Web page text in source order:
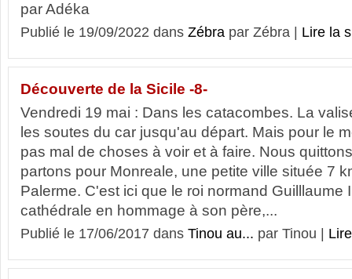
par Adéka
Publié le 19/09/2022 dans Zébra par Zébra | Lire la
Découverte de la Sicile -8-
Vendredi 19 mai : Dans les catacombes. La
les soutes du car jusqu'au départ. Mais pour le
pas mal de choses à voir et à faire. Nous
partons pour Monreale, une petite ville située 7
Palerme. C'est ici que le roi normand Guilllaume
cathédrale en hommage à son père,...
Publié le 17/06/2017 dans Tinou au... par Tinou |